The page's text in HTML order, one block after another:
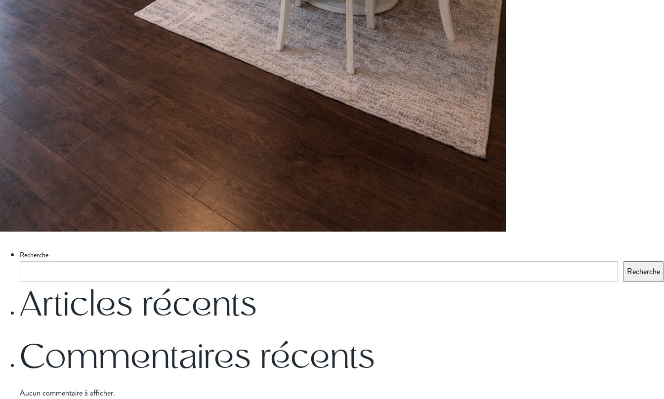
Recherche
Recherche
Articles récents
Commentaires récents
Aucun commentaire à afficher.